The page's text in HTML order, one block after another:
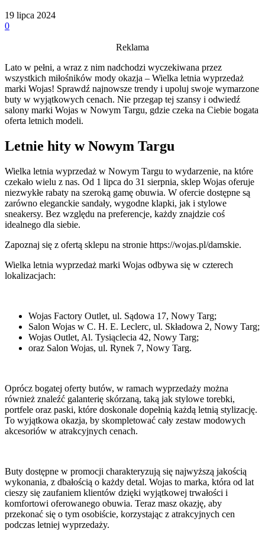
19 lipca 2024
0
Reklama
Lato w pełni, a wraz z nim nadchodzi wyczekiwana przez
wszystkich miłośników mody okazja – Wielka letnia wyprzedaż
marki Wojas! Sprawdź najnowsze trendy i upoluj swoje wymarzone
buty w wyjątkowych cenach. Nie przegap tej szansy i odwiedź
salony marki Wojas w Nowym Targu, gdzie czeka na Ciebie bogata
oferta letnich modeli.
Letnie hity w Nowym Targu
Wielka letnia wyprzedaż w Nowym Targu to wydarzenie, na które
czekało wielu z nas. Od 1 lipca do 31 sierpnia, sklep Wojas oferuje
niezwykłe rabaty na szeroką gamę obuwia. W ofercie dostępne są
zarówno eleganckie sandały, wygodne klapki, jak i stylowe
sneakersy. Bez względu na preferencje, każdy znajdzie coś
idealnego dla siebie.
Zapoznaj się z ofertą sklepu na stronie https://wojas.pl/damskie.
Wielka letnia wyprzedaż marki Wojas odbywa się w czterech
lokalizacjach:
Wojas Factory Outlet, ul. Sądowa 17, Nowy Targ;
Salon Wojas w C. H. E. Leclerc, ul. Składowa 2, Nowy Targ;
Wojas Outlet, Al. Tysiąclecia 42, Nowy Targ;
oraz Salon Wojas, ul. Rynek 7, Nowy Targ.
Oprócz bogatej oferty butów, w ramach wyprzedaży można
również znaleźć galanterię skórzaną, taką jak stylowe torebki,
portfele oraz paski, które doskonale dopełnią każdą letnią stylizację.
To wyjątkowa okazja, by skompletować cały zestaw modowych
akcesoriów w atrakcyjnych cenach.
Buty dostępne w promocji charakteryzują się najwyższą jakością
wykonania, z dbałością o każdy detal. Wojas to marka, która od lat
cieszy się zaufaniem klientów dzięki wyjątkowej trwałości i
komfortowi oferowanego obuwia. Teraz masz okazję, aby
przekonać się o tym osobiście, korzystając z atrakcyjnych cen
podczas letniej wyprzedaży.